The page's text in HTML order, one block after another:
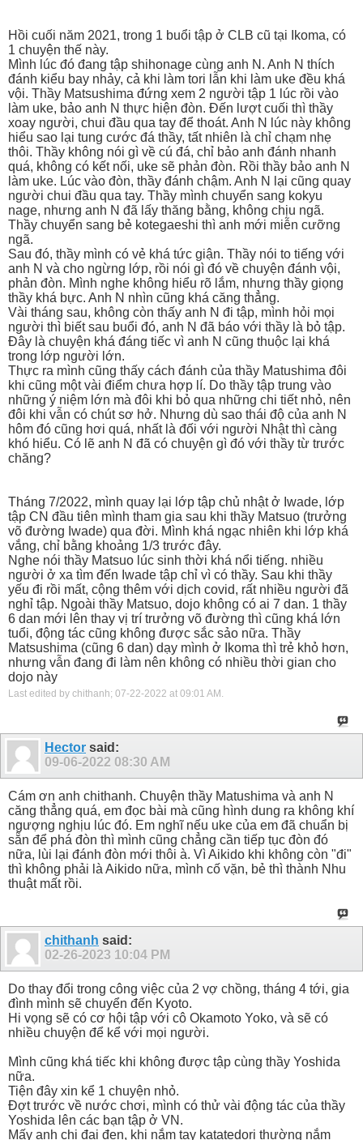
Hồi cuối năm 2021, trong 1 buổi tập ở CLB cũ tại Ikoma, có
1 chuyện thế này.
Mình lúc đó đang tập shihonage cùng anh N. Anh N thích
đánh kiểu bay nhảy, cả khi làm tori lẫn khi làm uke đều khá
vội. Thầy Matsushima đứng xem 2 người tập 1 lúc rồi vào
làm uke, bảo anh N thực hiện đòn. Đến lượt cuối thì thầy
xoay người, chui đầu qua tay để thoát. Anh N lúc này không
hiểu sao lại tung cước đá thầy, tất nhiên là chỉ chạm nhẹ
thôi. Thầy không nói gì về cú đá, chỉ bảo anh đánh nhanh
quá, không có kết nối, uke sẽ phản đòn. Rồi thầy bảo anh N
làm uke. Lúc vào đòn, thầy đánh chậm. Anh N lại cũng quay
người chui đầu qua tay. Thầy mình chuyển sang kokyu
nage, nhưng anh N đã lấy thăng bằng, không chịu ngã.
Thầy chuyển sang bẻ kotegaeshi thì anh mới miễn cưỡng
ngã.
Sau đó, thầy mình có vẻ khá tức giận. Thầy nói to tiếng với
anh N và cho ngừng lớp, rồi nói gì đó về chuyện đánh vội,
phản đòn. Mình nghe không hiểu rõ lắm, nhưng thầy giọng
thầy khá bực. Anh N nhìn cũng khá căng thẳng.
Vài tháng sau, không còn thấy anh N đi tập, mình hỏi mọi
người thì biết sau buổi đó, anh N đã báo với thầy là bỏ tập.
Đây là chuyện khá đáng tiếc vì anh N cũng thuộc lại khá
trong lớp người lớn.
Thực ra mình cũng thấy cách đánh của thầy Matushima đôi
khi cũng một vài điểm chưa hợp lí. Do thầy tập trung vào
những ý niệm lớn mà đôi khi bỏ qua những chi tiết nhỏ, nên
đôi khi vẫn có chút sơ hở. Nhưng dù sao thái độ của anh N
hôm đó cũng hơi quá, nhất là đối với người Nhật thì càng
khó hiểu. Có lẽ anh N đã có chuyện gì đó với thầy từ trước
chăng?
Tháng 7/2022, mình quay lại lớp tập chủ nhật ở Iwade, lớp
tập CN đầu tiên mình tham gia sau khi thầy Matsuo (trưởng
võ đường Iwade) qua đời. Mình khá ngạc nhiên khi lớp khá
vắng, chỉ bằng khoảng 1/3 trước đây.
Nghe nói thầy Matsuo lúc sinh thời khá nổi tiếng. nhiều
người ở xa tìm đến Iwade tập chỉ vì có thầy. Sau khi thầy
yếu đi rồi mất, cộng thêm với dịch covid, rất nhiều người đã
nghỉ tập. Ngoài thầy Matsuo, dojo không có ai 7 dan. 1 thầy
6 dan mới lên thay vị trí trưởng võ đường thì cũng khá lớn
tuổi, động tác cũng không được sắc sảo nữa. Thầy
Matsushima (cũng 6 dan) dạy mình ở Ikoma thì trẻ khỏ hơn,
nhưng vẫn đang đi làm nên không có nhiều thời gian cho
dojo này
Last edited by chithanh; 07-22-2022 at 09:01 AM
Hector said:
09-06-2022 08:30 AM
Cám ơn anh chithanh. Chuyện thầy Matushima và anh N
căng thẳng quá, em đọc bài mà cũng hình dung ra không khí
ngượng nghịu lúc đó. Em nghĩ nếu uke của em đã chuẩn bị
sẵn để phá đòn thì mình cũng chẳng cần tiếp tục đòn đó
nữa, lùi lại đánh đòn mới thôi à. Vì Aikido khi không còn "đi"
thì không phải là Aikido nữa, mình cố vặn, bẻ thì thành Nhu
thuật mất rồi.
chithanh said:
02-26-2023 10:04 PM
Do thay đổi trong công việc của 2 vợ chồng, tháng 4 tới, gia
đình mình sẽ chuyển đến Kyoto.
Hi vọng sẽ có cơ hội tập với cô Okamoto Yoko, và sẽ có
nhiều chuyện để kể với mọi người.
Mình cũng khá tiếc khi không được tập cùng thầy Yoshida
nữa.
Tiện đây xin kể 1 chuyện nhỏ.
Đợt trước về nước chơi, mình có thử vài động tác của thầy
Yoshida lên các bạn tập ở VN.
Mấy anh chị đai đen, khi nắm tay katatedori thường nắm